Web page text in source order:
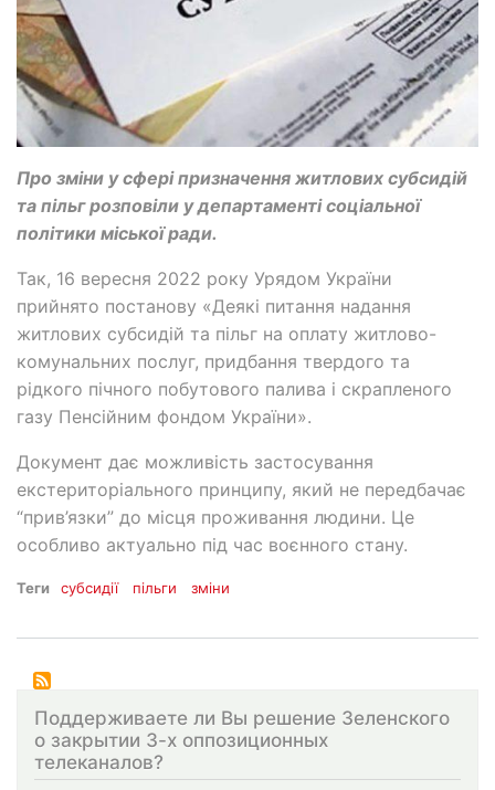
Про зміни у сфері призначення житлових субсидій
та пільг розповіли у департаменті соціальної
політики міської ради.
Так, 16 вересня 2022 року Урядом України
прийнято постанову «Деякі питання надання
житлових субсидій та пільг на оплату житлово-
комунальних послуг, придбання твердого та
рідкого пічного побутового палива і скрапленого
газу Пенсійним фондом України».
Документ дає можливість застосування
екстериторіального принципу, який не передбачає
“прив’язки” до місця проживання людини. Це
особливо актуально під час воєнного стану.
Теги субсидії пільги зміни
Поддерживаете ли Вы решение Зеленского
о закрытии 3-х оппозиционных
телеканалов?